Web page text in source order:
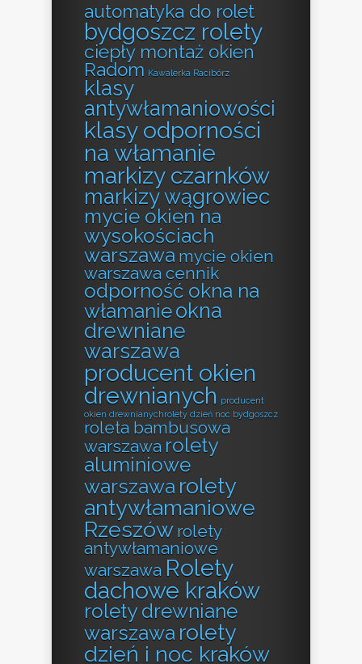
automatyka do rolet
bydgoszcz rolety
ciepły montaż okien
Radom Kawalerka Racibórz
klasy
antywłamaniowości
klasy odporności
na włamanie
markizy czarnków
markizy wągrowiec
mycie okien na
wysokościach
warszawa mycie okien
warszawa cennik
odporność okna na
włamanieokna
drewniane
warszawa
producent okien
drewnianych producent
okien drewnianychrolety dzień noc bydgoszcz
roleta bambusowa
warszawa rolety
aluminiowe
warszawa rolety
antywłamaniowe
Rzeszów rolety
antywłamaniowe
warszawa Rolety
dachowe kraków
rolety drewniane
warszawa rolety
dzień i noc kraków